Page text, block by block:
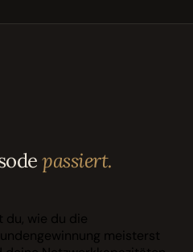
passiert.
du, wie du die
meisterst